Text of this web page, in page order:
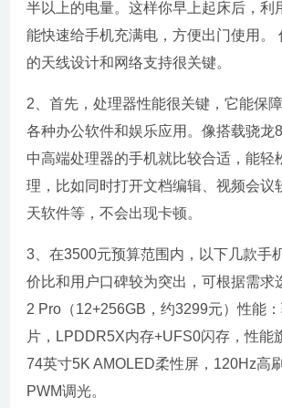
半以上的电量。这样你早上起床后，利
能快速给手机充满电，方便出门使用。
的天线设计和网络支持很关键。
2、首先，处理器性能很关键，它能保
各种办公软件和娱乐应用。像搭载骁龙
中高端处理器的手机就比较合适，能轻
理，比如同时打开文档编辑、视频会议
天软件等，不会出现卡顿。
3、在3500元预算范围内，以下几款手
价比和用户口碑较为突出，可根据需求
2 Pro（12+256GB，约3299元）性能
片，LPDDR5X内存+UFS0闪存，性能
74英寸5K AMOLED柔性屏，120Hz高
PWM调光。